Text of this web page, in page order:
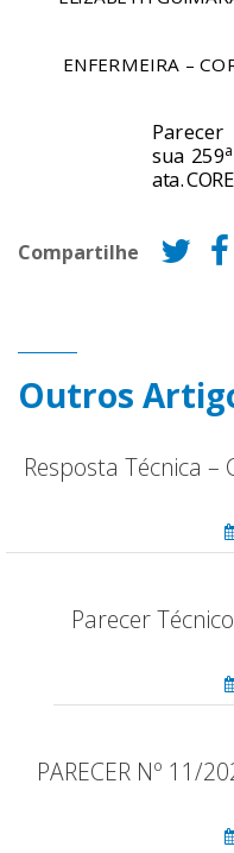
ENFERMEIRA –
sua 259a
ata.
Compartilhe
Outros
Resposta Técnica –
Parecer
PARECER Nº 11/